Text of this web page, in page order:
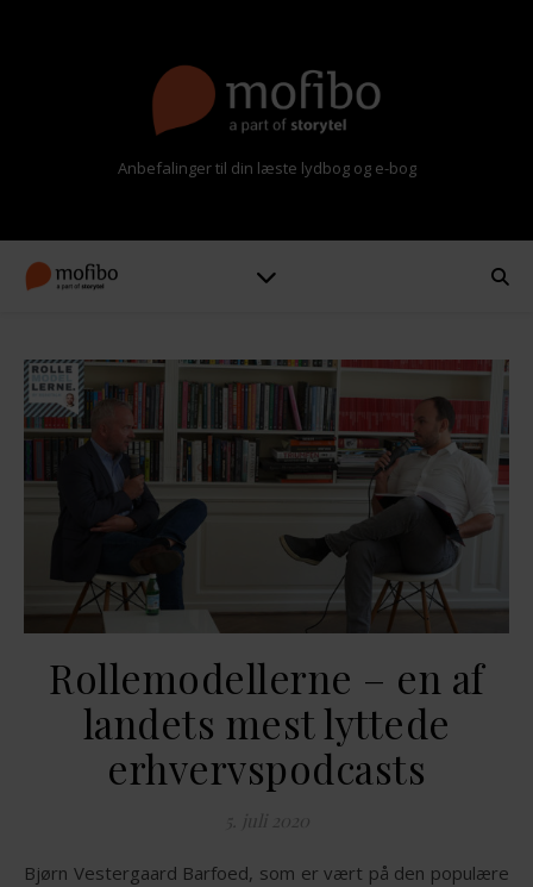
Anbefalinger til din læste lydbog og e-bog
Rollemodellerne – en af
landets mest lyttede
erhvervspodcasts
5. juli 2020
Bjørn Vestergaard Barfoed, som er vært på den populære